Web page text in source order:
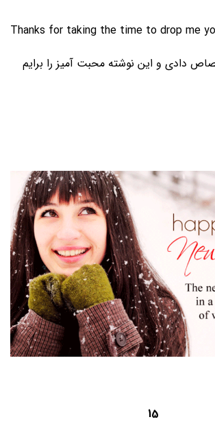
Thanks for taking the time to drop me
دادی و این نوشته محبت آمیز را برایم
15